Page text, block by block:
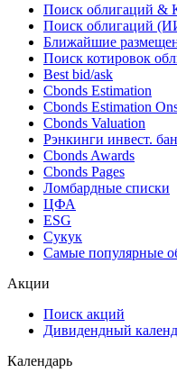
Поиск облигаций &
Поиск облигаций
Ближайшие
Поиск котировок
Best bid/ask
Cbonds Estimation
Cbonds Estimation
Cbonds Valuation
Рэнкинги инвест.
Cbonds Awards
Cbonds Pages
Ломбардные списки
ЦФА
ESG
Сукук
Самые популярные
Акции
Поиск акций
Дивидендный
Календарь